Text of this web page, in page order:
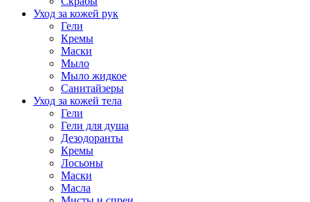
Уход за кожей рук
Гели
Кремы
Маски
Мыло
Мыло жидкое
Санитайзеры
Уход за кожей тела
Гели
Гели для душа
Дезодоранты
Кремы
Лосьоны
Маски
Масла